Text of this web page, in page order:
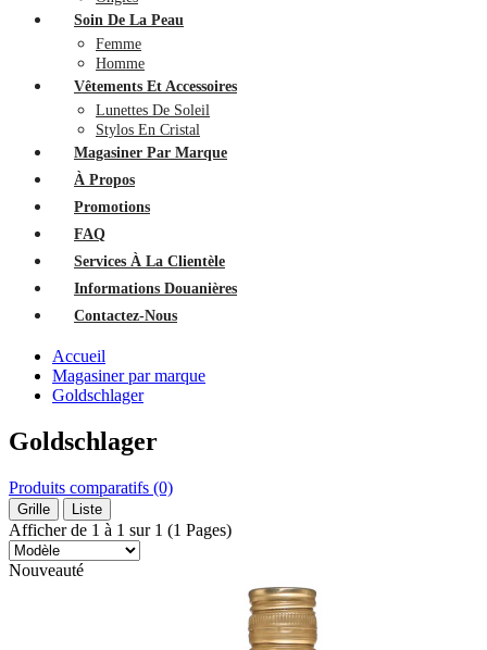
Soin De La Peau
Femme
Homme
Vêtements Et Accessoires
Lunettes De Soleil
Stylos En Cristal
Magasiner Par Marque
À Propos
Promotions
FAQ
Services À La Clientèle
Informations Douanières
Contactez-Nous
Accueil
Magasiner par marque
Goldschlager
Goldschlager
Produits comparatifs (0)
Grille Liste
Afficher de 1 à 1 sur 1 (1 Pages)
Nouveauté